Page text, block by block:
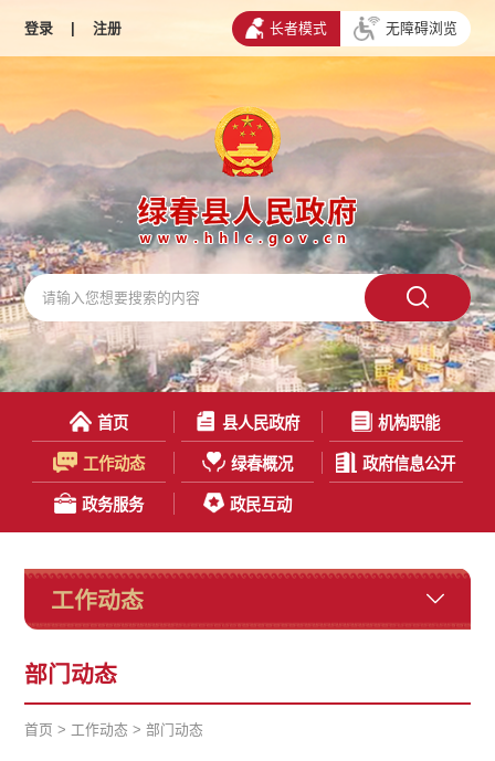
登录 | 注册 长者模式 无障碍浏览
首页 县人民政府 机构职能
工作动态 绿春概况 政府信息公开
政务服务 政民互动
工作动态
部门动态
首页 > 工作动态 >部门动态